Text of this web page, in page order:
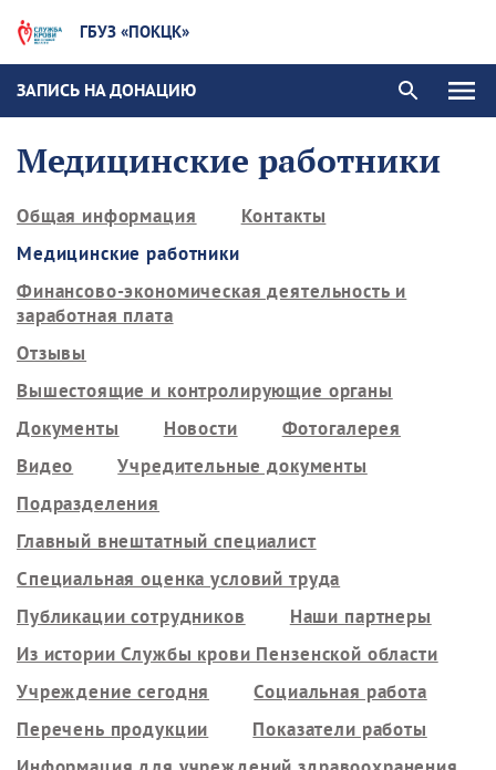
ГБУЗ «ПОКЦК»
ЗАПИСЬ НА ДОНАЦИЮ
Медицинские работники
Общая информация
Контакты
Медицинские работники
Финансово-экономическая деятельность и
заработная плата
Отзывы
Вышестоящие и контролирующие органы
Документы
Новости
Фотогалерея
Видео
Учредительные документы
Подразделения
Главный внештатный специалист
Специальная оценка условий труда
Публикации сотрудников
Наши партнеры
Из истории Службы крови Пензенской области
Учреждение сегодня
Социальная работа
Перечень продукции
Показатели работы